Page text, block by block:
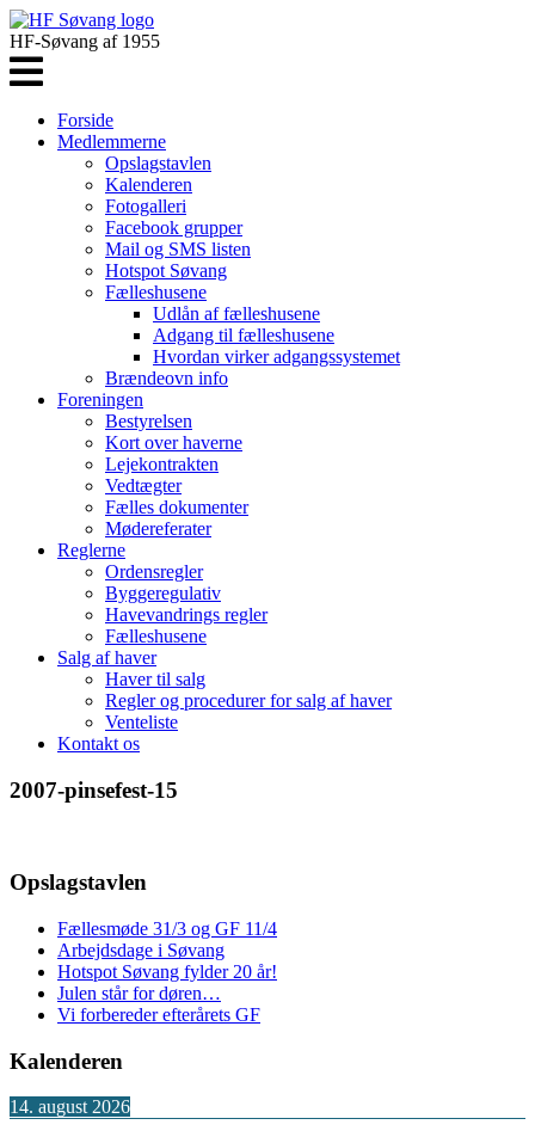
HF-Søvang af 1955
Forside
Medlemmerne
Opslagstavlen
Kalenderen
Fotogalleri
Facebook grupper
Mail og SMS listen
Hotspot Søvang
Fælleshusene
Udlån af fælleshusene
Adgang til fælleshusene
Hvordan virker adgangssystemet
Brændeovn info
Foreningen
Bestyrelsen
Kort over haverne
Lejekontrakten
Vedtægter
Fælles dokumenter
Mødereferater
Reglerne
Ordensregler
Byggeregulativ
Havevandrings regler
Fælleshusene
Salg af haver
Haver til salg
Regler og procedurer for salg af haver
Venteliste
Kontakt os
2007-pinsefest-15
Opslagstavlen
Fællesmøde 31/3 og GF 11/4
Arbejdsdage i Søvang
Hotspot Søvang fylder 20 år!
Julen står for døren…
Vi forbereder efterårets GF
Kalenderen
14. august 2026